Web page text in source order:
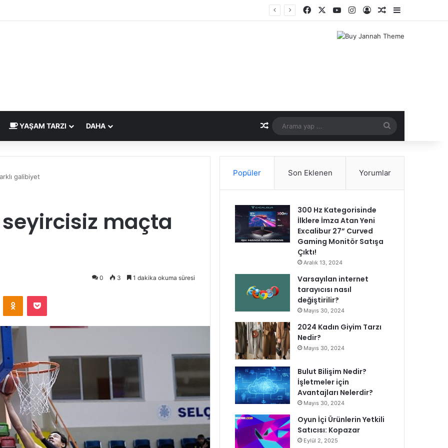
Eskide Kaldı: Görme Kusurlarının Tedavisinde Yeni Nesil Lazer Dönemi Facebook YouTubeInstagramKayıt OlRastgele Makale
YAŞAM TARZI DAHA Rastgele Makale
yap
galibiyet
maçta
0 3 1 dakika okuma süresi
Popüler Son Eklenen Yorumlar
300 Hz Kategorisinde
İlklere İmza Atan Yeni
Excalibur 27” Curved
Gaming Monitör Satışa
Çıktı!
Aralık 13, 2024
Varsayılan internet
tarayıcısı nasıl
değiştirilir?
Mayıs 30, 2024
2024 Kadın Giyim Tarzı
Nedir?
Mayıs 30, 2024
Bulut Bilişim Nedir?
İşletmeler için
Avantajları Nelerdir?
Mayıs 30, 2024
Oyun İçi Ürünlerin Yetkili
Satıcısı: Kopazar
Eylül 2, 2025